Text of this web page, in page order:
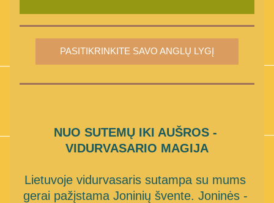
PASITIKRINKITE SAVO ANGLŲ LYGĮ
NUO SUTEMŲ IKI AUŠROS -
VIDURVASARIO MAGIJA
Lietuvoje vidurvasaris sutampa su mums
gerai pažįstama Joninių švente. Joninės -